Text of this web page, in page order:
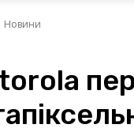
Новини